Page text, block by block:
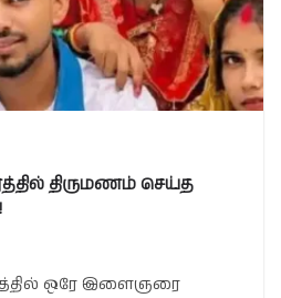
திருமணம் செய்த
ஒரே இளைஞரை